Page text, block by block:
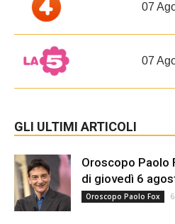
07
07
GLI ULTIMI ARTICOLI
Oroscopo Paolo
di giovedì 6
Oroscopo Paolo Fox